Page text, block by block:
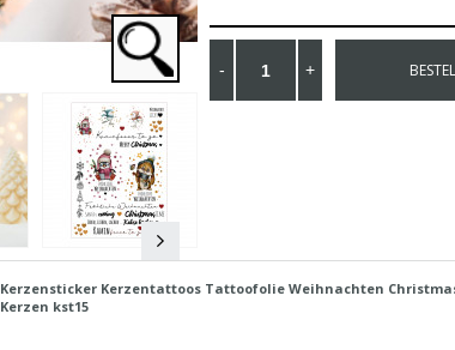
Kerzensticker Kerzentattoos Tattoofolie Weihnachten
Kerzen kst15